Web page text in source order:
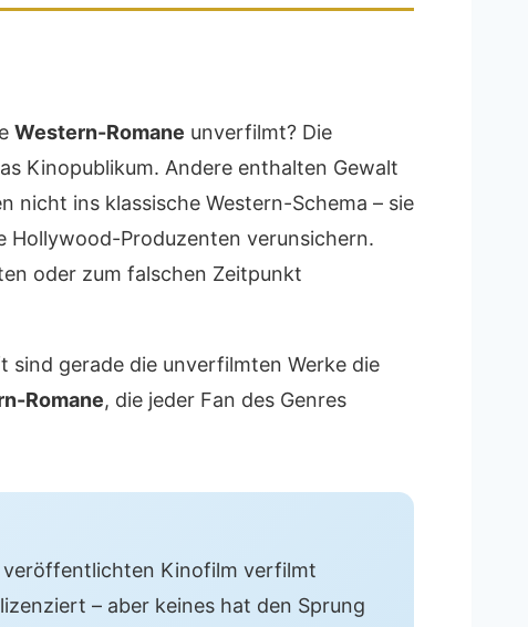
Western-Romane unverfilmt? Die
Kinopublikum. Andere enthalten Gewalt
nicht ins klassische Western-Schema – sie
Hollywood-Produzenten verunsichern.
oder zum falschen Zeitpunkt
sind gerade die unverfilmten Werke die
Romane, die jeder Fan des Genres
veröffentlichten Kinofilm verfilmt
– aber keines hat den Sprung